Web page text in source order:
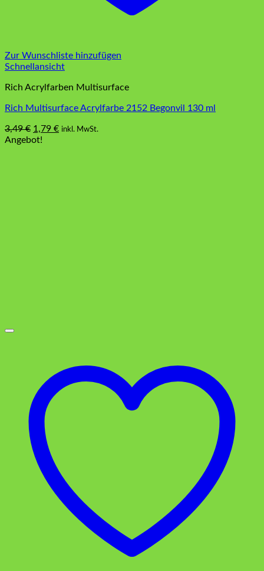
Zur Wunschliste hinzufügen
Schnellansicht
Rich Acrylfarben Multisurface
Rich Multisurface Acrylfarbe 2152 Begonvil 130 ml
3,49€ Ursprünglicher
Preis
1,79 €Aktueller
inkl. MwSt.
Angebot!